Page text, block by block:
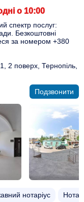
о 10:00
спектр послуг:
Безкоштовні
за номером +380
2 поверх, Тернопіль,
Подзвонити
нотаріус